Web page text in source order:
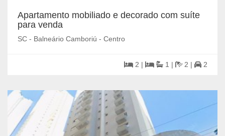
Apartamento mobiliado e decorado com suíte
para venda
SC - Balneário Camboriú - Centro
2 | 1 | 2 | 2